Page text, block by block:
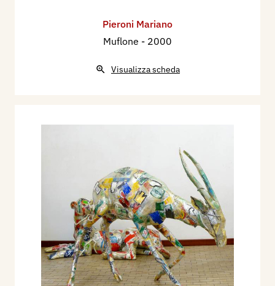
Pieroni Mariano
Muflone - 2000
Visualizza scheda